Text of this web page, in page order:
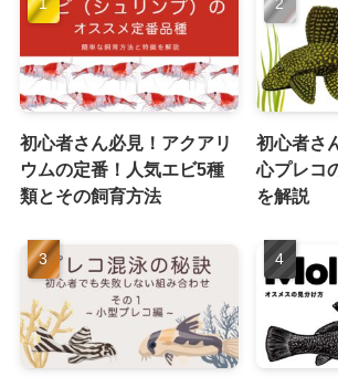
初心者さん必見！アクアリ
ウムの定番！人気エビ5種
類とその飼育方法
初心者さ
心プレコ
を解説